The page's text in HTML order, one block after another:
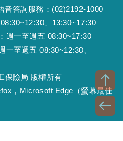
音答詢服務：(02)2192-1000
、13:30~17:30
週一至週五 08:30~17:30
一至週五 08:30~12:30、
保險局 版權所有
，Microsoft Edge（螢幕最佳